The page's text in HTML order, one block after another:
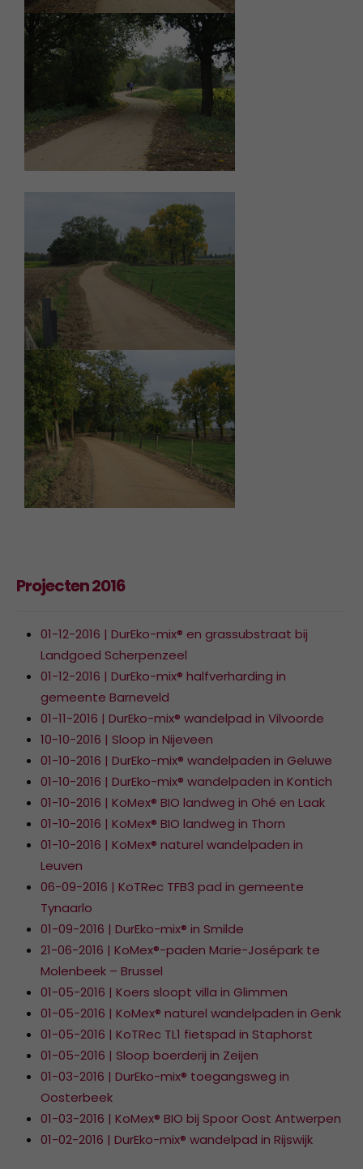
Projecten 2016
01-12-2016 | DurEko-mix® en grassubstraat bij
Landgoed Scherpenzeel
01-12-2016 | DurEko-mix® halfverharding in
gemeente Barneveld
01-11-2016 | DurEko-mix® wandelpad in Vilvoorde
10-10-2016 | Sloop in Nijeveen
01-10-2016 | DurEko-mix® wandelpaden in Geluwe
01-10-2016 | DurEko-mix® wandelpaden in Kontich
01-10-2016 | KoMex® BIO landweg in Ohé en Laak
01-10-2016 | KoMex® BIO landweg in Thorn
01-10-2016 | KoMex® naturel wandelpaden in
Leuven
06-09-2016 | KoTRec TFB3 pad in gemeente
Tynaarlo
01-09-2016 | DurEko-mix® in Smilde
21-06-2016 | KoMex®-paden Marie-Josépark te
Molenbeek – Brussel
01-05-2016 | Koers sloopt villa in Glimmen
01-05-2016 | KoMex® naturel wandelpaden in Genk
01-05-2016 | KoTRec TL1 fietspad in Staphorst
01-05-2016 | Sloop boerderij in Zeijen
01-03-2016 | DurEko-mix® toegangsweg in
Oosterbeek
01-03-2016 | KoMex® BIO bij Spoor Oost Antwerpen
01-02-2016 | DurEko-mix® wandelpad in Rijswijk